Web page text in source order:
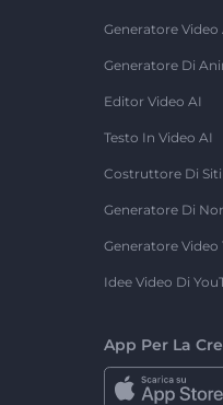
Generatore Video
Generatore Di
Editor Video AI
Testo In Video AI
Costruttore Di Siti
Generatore Di
Generatore Video
Idee Video Di
App Per La